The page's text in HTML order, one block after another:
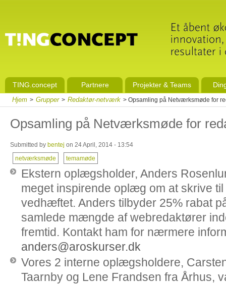
TING.concept Partnere Projekter & Teams
Hjem > Grupper > Redaktør-netværk > Opsamling på Netværksmøde for
Opsamling på Netværksmøde for
Submitted by bentej on 24 April, 2014 - 13:54
netværksmøde temamøde
Ekstern oplægsholder, Anders
meget inspirende oplæg om at skrive
vedhæftet. Anders tilbyder 25% rabat
samlede mængde af webredaktører
fremtid. Kontakt ham for nærmere
anders@aroskurser.dk
Vores 2 interne oplægsholdere,
Taarnby og Lene Frandsen fra Århus,